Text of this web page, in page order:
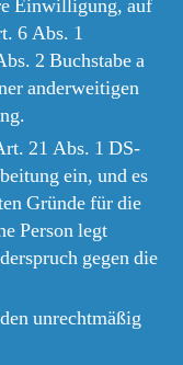
Einwilligung, auf
6 Abs. 1
2 Buchstabe a
anderweitigen
21 Abs. 1 DS-
ein, und es
Gründe für die
Person legt
gegen die
unrechtmäßig